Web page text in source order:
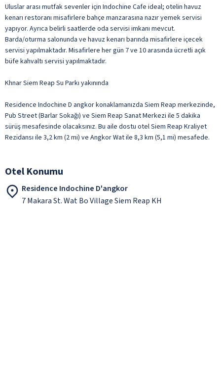
Uluslar arası mutfak sevenler için Indochine Cafe ideal; otelin havuz
kenarı restoranı misafirlere bahçe manzarasına nazır yemek servisi
yapıyor. Ayrıca belirli saatlerde oda servisi imkanı mevcut.
Barda/oturma salonunda ve havuz kenarı barında misafirlere içecek
servisi yapılmaktadır. Misafirlere her gün 7 ve 10 arasında ücretli açık
büfe kahvaltı servisi yapılmaktadır.
Khnar Siem Reap Su Parkı yakınında
Residence Indochine D angkor konaklamanızda Siem Reap merkezinde,
Pub Street (Barlar Sokağı) ve Siem Reap Sanat Merkezi ile 5 dakika
sürüş mesafesinde olacaksınız. Bu aile dostu otel Siem Reap Kraliyet
Rezidansı ile 3,2 km (2 mi) ve Angkor Wat ile 8,3 km (5,1 mi) mesafede.
Otel Konumu
Residence Indochine D'angkor
7 Makara St. Wat Bo Village Siem Reap KH